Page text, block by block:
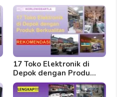
17 Toko Elektronik di
Depok dengan Produ…